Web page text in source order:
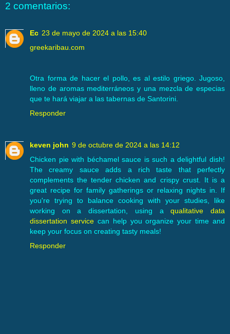
2 comentarios:
Ec 23 de mayo de 2024 a las 15:40
greekaribau.com
Otra forma de hacer el pollo, es al estilo griego. Jugoso,
lleno de aromas mediterráneos y una mezcla de especias
que te hará viajar a las tabernas de Santorini.
Responder
keven john 9 de octubre de 2024 a las 14:12
Chicken pie with béchamel sauce is such a delightful dish!
The creamy sauce adds a rich taste that perfectly
complements the tender chicken and crispy crust. It is a
great recipe for family gatherings or relaxing nights in. If
you're trying to balance cooking with your studies, like
working on a dissertation, using aqualitative data
dissertation servicecan help you organize your time and
keep your focus on creating tasty meals!
Responder